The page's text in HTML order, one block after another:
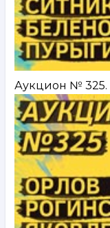
Аукцион № 325.